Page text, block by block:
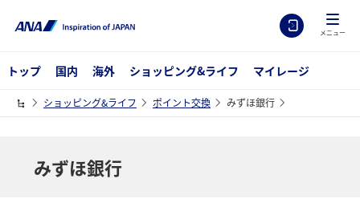
メニュー
トップ 国内 海外 ショッピング&ライフ マイレージ
ショッピング&ライフ ポイント交換 みずほ銀行
みずほ銀行